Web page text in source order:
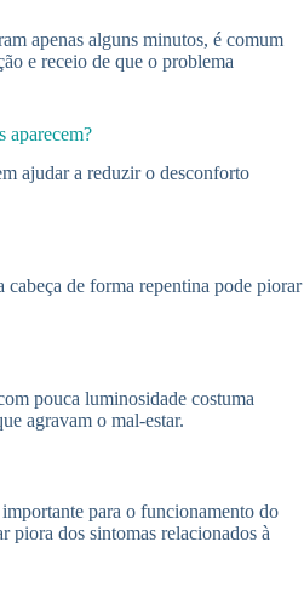
apenas alguns minutos, é comum
e receio de que o problema
aparecem?
ajudar a reduzir o desconforto
de forma repentina pode piorar
pouca luminosidade costuma
agravam o mal-estar.
para o funcionamento do
piora dos sintomas relacionados à